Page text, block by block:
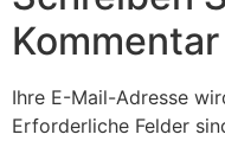
Kommentar
Ihre E-Mail-Adresse
Erforderliche Felder